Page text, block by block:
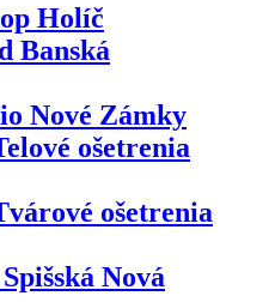
Holíč
Banská
Nové Zámky
ošetrenia
ošetrenia
Nová